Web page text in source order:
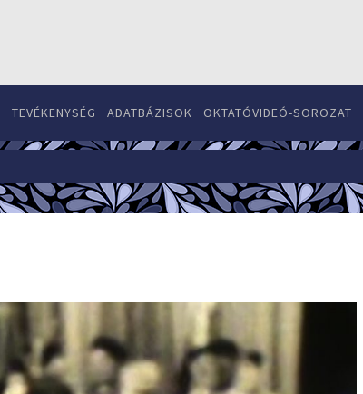
TEVÉKENYSÉG ADATBÁZISOK OKTATÓVIDEÓ-SOROZAT